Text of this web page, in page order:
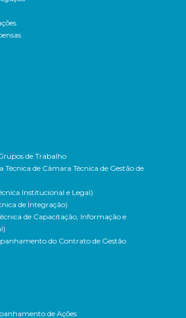
de Trabalho
Técnica de Câmara Técnica de Gestão de
Institucional e Legal)
de Integração)
de Capacitação, Informação e
do Contrato de Gestão
de Ações